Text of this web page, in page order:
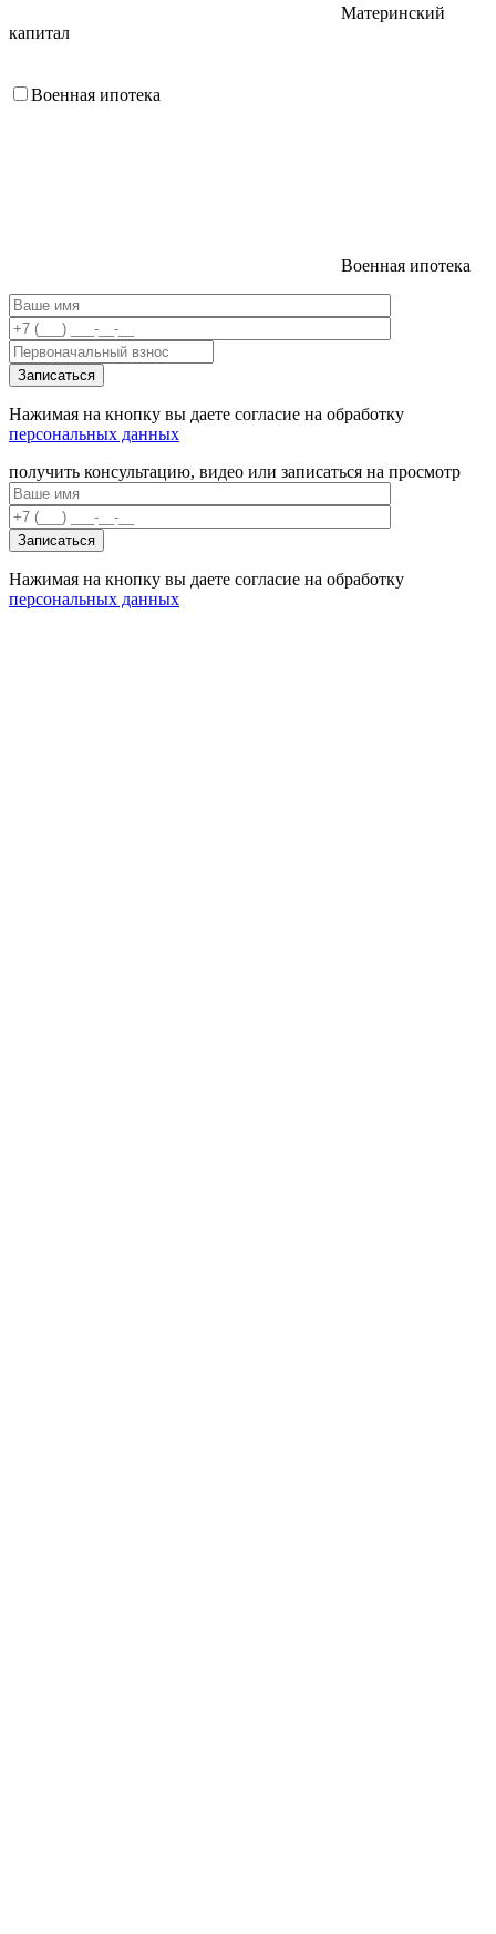
Материнский
капитал
Военная ипотека
Военная ипотека
Нажимая на кнопку вы даете согласие на обработку
персональных данных
получить консультацию, видео или записаться на просмотр
Нажимая на кнопку вы даете согласие на обработку
персональных данных